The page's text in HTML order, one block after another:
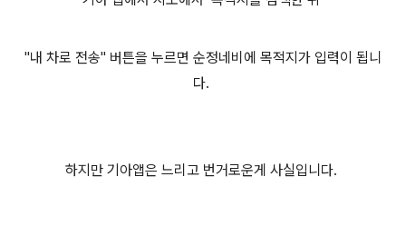
"내 차로 전송" 버튼을 누르면 순정네비에 목적지가 입력이 됩니
다.
하지만 기아앱은 느리고 번거로운게 사실입니다.